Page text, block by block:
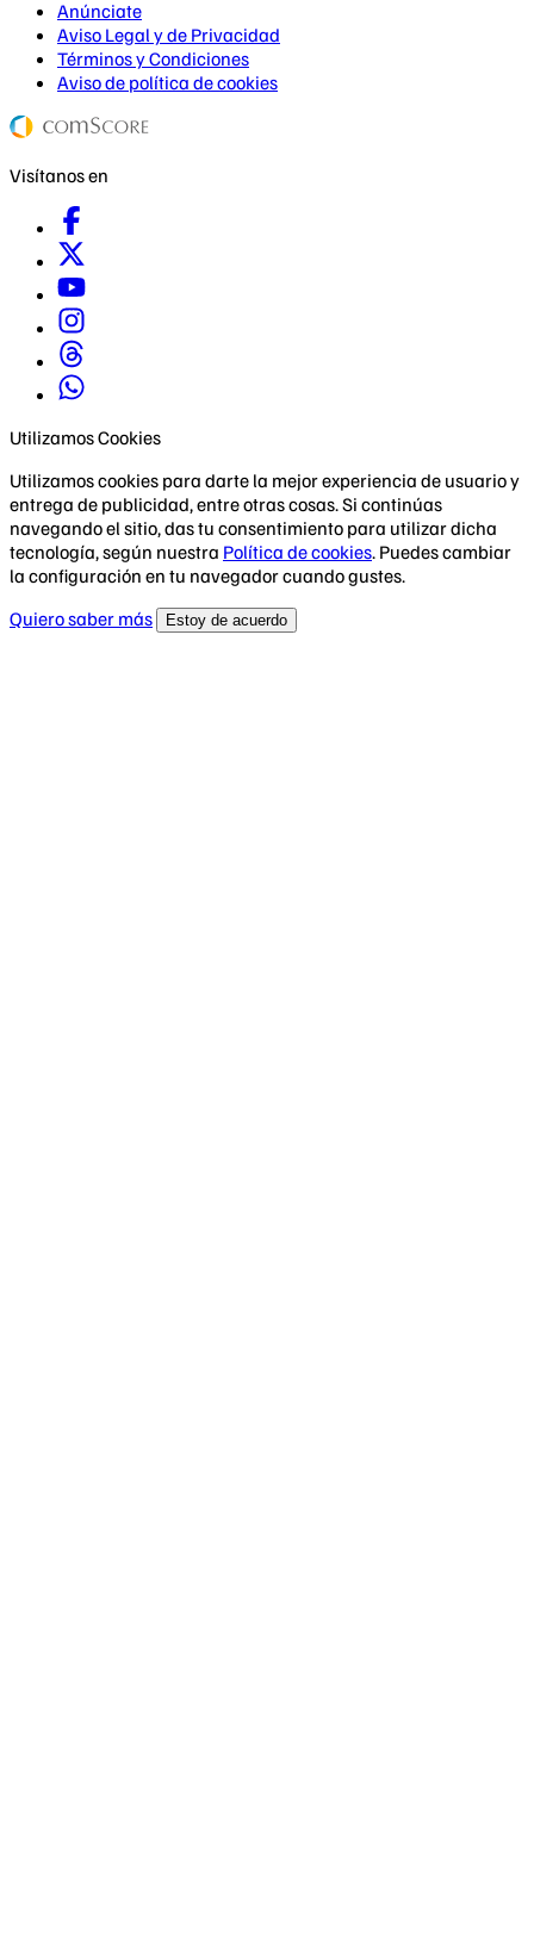
Anúnciate
Aviso Legal y de Privacidad
Términos y Condiciones
Aviso de política de cookies
Visítanos en
Utilizamos Cookies
Utilizamos cookies para darte la mejor experiencia de usuario y
entrega de publicidad, entre otras cosas. Si continúas
navegando el sitio, das tu consentimiento para utilizar dicha
tecnología, según nuestra Política de cookies. Puedes cambiar
la configuración en tu navegador cuando gustes.
Quiero saber más
Estoy de acuerdo